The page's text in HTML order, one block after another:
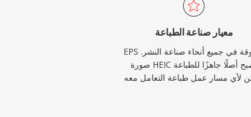
معيار صناعة الطباعة
EPS موثوقة في جميع أنحاء صناعة النشر.
صورة HEIC تصبح أصلًا جاهزًا للطباعة